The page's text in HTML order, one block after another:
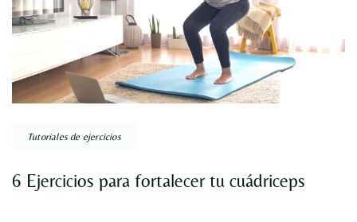
Tutoriales de ejercicios
6 Ejercicios para fortalecer tu cuádriceps